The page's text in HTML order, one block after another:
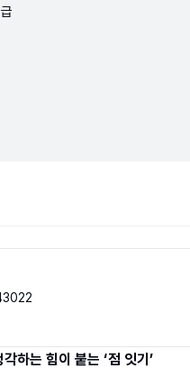
하는 힘이 붙는 ‘점 잇기’